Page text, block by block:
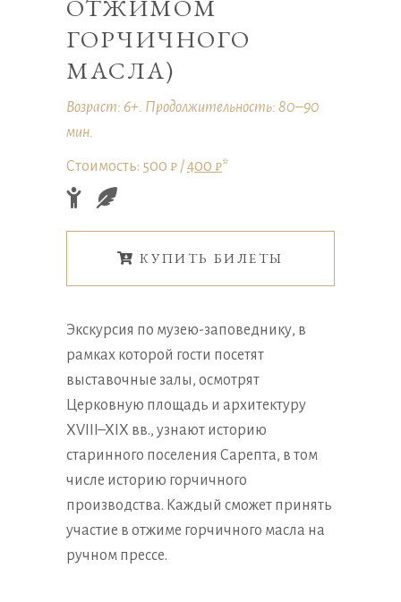
ОТЖИМОМ
ГОРЧИЧНОГО
МАСЛА)
Возраст: 6+. Продолжительность: 80–90
мин.
Стоимость: 500 ₽ /400 ₽*
КУПИТЬ БИЛЕТЫ
Экскурсия по музею-заповеднику, в
рамках которой гости посетят
выставочные залы, осмотрят
Церковную площадь и архитектуру
XVIII–XIX вв., узнают историю
старинного поселения Сарепта, в том
числе историю горчичного
производства. Каждый сможет принять
участие в отжиме горчичного масла на
ручном прессе.